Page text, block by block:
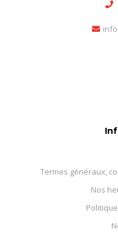
Termes généraux,
Nos